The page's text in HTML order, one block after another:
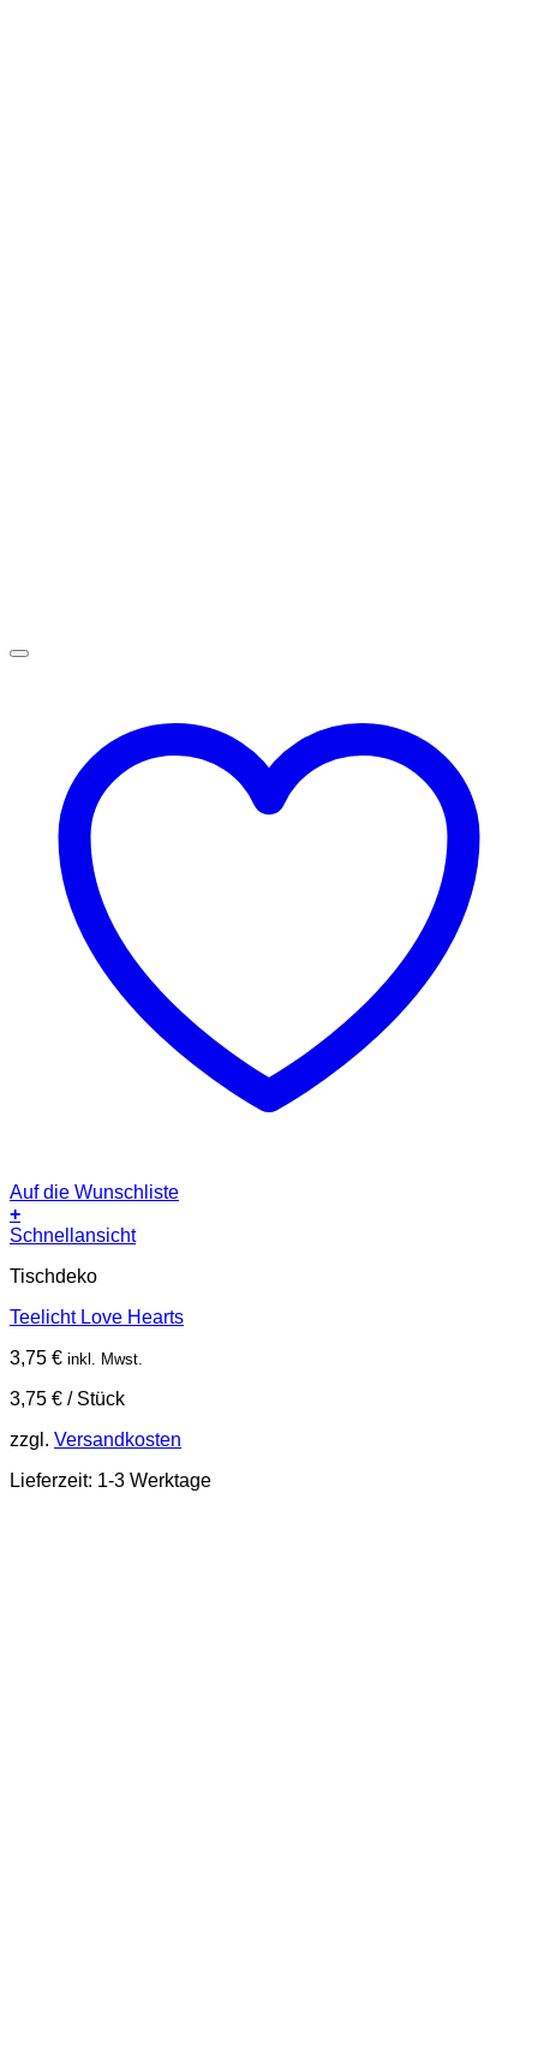
Auf die Wunschliste
+
Schnellansicht
Tischdeko
Teelicht Love Hearts
3,75 € inkl. Mwst.
3,75 € / Stück
zzgl. Versandkosten
Lieferzeit: 1-3 Werktage